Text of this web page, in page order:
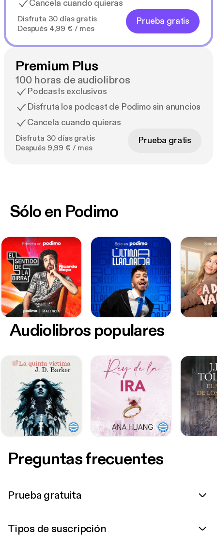
Cancela cuando quieras
Disfruta 30 días gratis
Después 4,99 € / mes
Prueba gratis
Premium Plus
100 horas de audiolibros
Podcasts exclusivos
Disfruta los podcast de Podimo sin anuncios
Cancela cuando quieras
Disfruta 30 días gratis
Después 9,99 € / mes
Prueba gratis
Sólo en Podimo
Audiolibros populares
Preguntas frecuentes
Prueba gratuita
Tipos de suscripción